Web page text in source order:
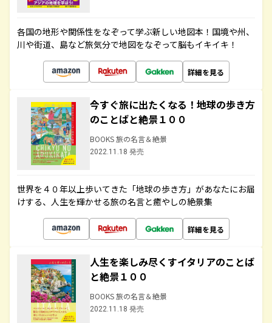
各国の地形や関係性をなぞって学ぶ新しい地図本！国境や州、
川や街道、島など旅気分で地図をなぞって脳もイキイキ！
詳細を見る
今すぐ旅に出たくなる！地球の歩き方
のことばと絶景１００
BOOKS 旅の名言＆絶景
2022.11.18 発売
世界を４０年以上歩いてきた「地球の歩き方」があなたにお届
けする、人生を輝かせる旅の名言と癒やしの絶景集
詳細を見る
人生を楽しみ尽くすイタリアのことば
と絶景１００
BOOKS 旅の名言＆絶景
2022.11.18 発売